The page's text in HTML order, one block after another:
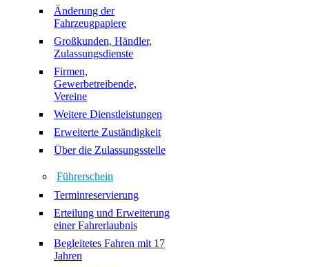
Änderung der
Fahrzeugpapiere
Großkunden, Händler,
Zulassungsdienste
Firmen,
Gewerbetreibende,
Vereine
Weitere Dienstleistungen
Erweiterte Zuständigkeit
Über die Zulassungsstelle
Führerschein
Terminreservierung
Erteilung und Erweiterung
einer Fahrerlaubnis
Begleitetes Fahren mit 17
Jahren